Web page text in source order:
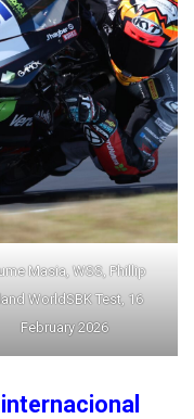
Masia, WSS, Phillip
WorldSBK Test, 16
February 2026